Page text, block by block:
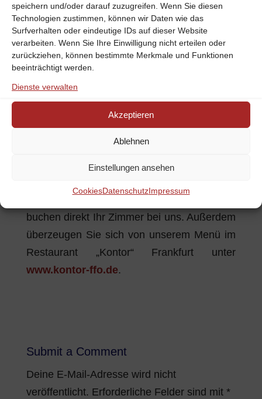
speichern und/oder darauf zuzugreifen. Wenn Sie diesen
Technologien zustimmen, können wir Daten wie das
Surfverhalten oder eindeutige IDs auf dieser Website
verarbeiten. Wenn Sie Ihre Einwilligung nicht erteilen oder
zurückziehen, können bestimmte Merkmale und Funktionen
beeinträchtigt werden.
Dienste verwalten
Akzeptieren
Ablehnen
Einstellungen ansehen
CookiesDatenschutzImpressum
Wenn Sie im Oktober in einemHotel in
Frankfurt-Oderzu Gast sind, schauen Sie
gerne vorab, welche Veranstaltung für Sie
infrage kommt und reservieren sich Ihr
Ticket. Von unserem
Frankfurt-Oderaus sind die
Veranstaltungsorte schnell und bequem zu
Schauen Sie schon jetzt unter
buchen direkt Ihr Zimmer bei uns. Außerdem
überzeugen Sie sich von unserem Menü im
Restaurant „Kontor“ Frankfurt unter
www.kontor-ffo.de.
Submit a Comment
Deine E-Mail-Adresse wird nicht
veröffentlicht. Erforderliche Felder sind mit *